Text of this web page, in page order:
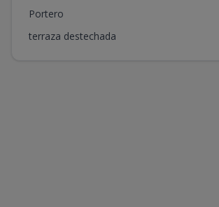
Portero
terraza destechada